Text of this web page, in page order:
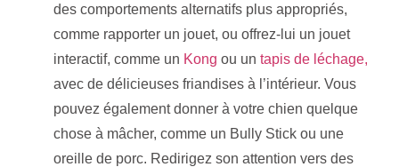
des comportements alternatifs plus appropriés,
comme rapporter un jouet, ou offrez-lui un jouet
interactif, comme un Kong ou un tapis de léchage,
avec de délicieuses friandises à l’intérieur. Vous
pouvez également donner à votre chien quelque
chose à mâcher, comme un Bully Stick ou une
oreille de porc. Redirigez son attention vers des